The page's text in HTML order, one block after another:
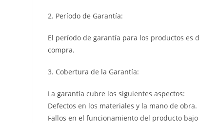
2. Período de Garantía:
El período de garantía para los productos es
compra.
3. Cobertura de la Garantía:
La garantía cubre los siguientes aspectos:
Defectos en los materiales y la mano de obra.
Fallos en el funcionamiento del producto